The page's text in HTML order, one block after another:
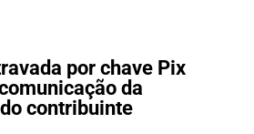
por chave Pix
da
contribuinte